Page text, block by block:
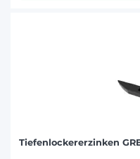
Tiefenlockererzinken